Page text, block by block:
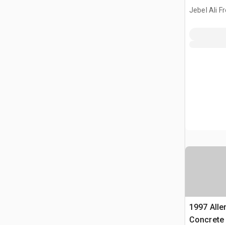
Jebel Ali
1997
Concrete